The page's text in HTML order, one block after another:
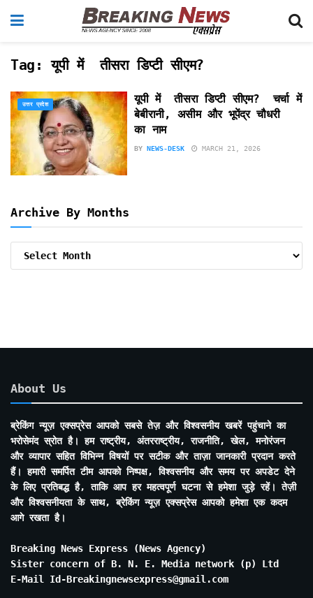
Tag:यूपी में तीसरा डिप्टी सीएम?
उत्तर प्रदेश
यूपी में तीसरा डिप्टी सीएम? चर्चा में
बेबीरानी, असीम और भूपेंद्र चौधरी
का नाम
BY NEWS-DESK MARCH 21, 2026
Archive By Months
About Us
ब्रेकिंग न्यूज़ एक्सप्रेस आपको सबसे तेज़ और विश्वसनीय खबरें पहुंचाने का
भरोसेमंद स्रोत है। हम राष्ट्रीय, अंतरराष्ट्रीय, राजनीति, खेल, मनोरंजन
और व्यापार सहित विभिन्न विषयों पर सटीक और ताज़ा जानकारी प्रदान करते
हैं। हमारी समर्पित टीम आपको निष्पक्ष, विश्वसनीय और समय पर अपडेट देने
के लिए प्रतिबद्ध है, ताकि आप हर महत्वपूर्ण घटना से हमेशा जुड़े रहें। तेज़ी
और विश्वसनीयता के साथ, ब्रेकिंग न्यूज़ एक्सप्रेस आपको हमेशा एक कदम
आगे रखता है।
Breaking News Express (News Agency)
Sister concern of B. N. E. Media network (p) Ltd
E-Mail Id-Breakingnewsexpress@gmail.com